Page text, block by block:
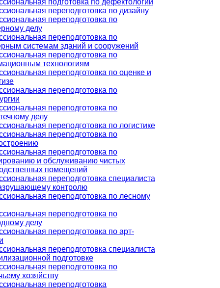
переподготовка по дизайну
переподготовка по
делу
переподготовка по
системам зданий и сооружений
переподготовка по
технологиям
переподготовка по оценке и
переподготовка по
переподготовка по
делу
переподготовка по логистике
переподготовка по
переподготовка по
и обслуживанию чистых
помещений
переподготовка специалиста
контролю
переподготовка по лесному
переподготовка по
делу
переподготовка по арт-
переподготовка специалиста
подготовке
переподготовка по
хозяйству
переподготовка